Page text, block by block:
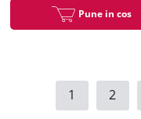
Pune in cos
1 2